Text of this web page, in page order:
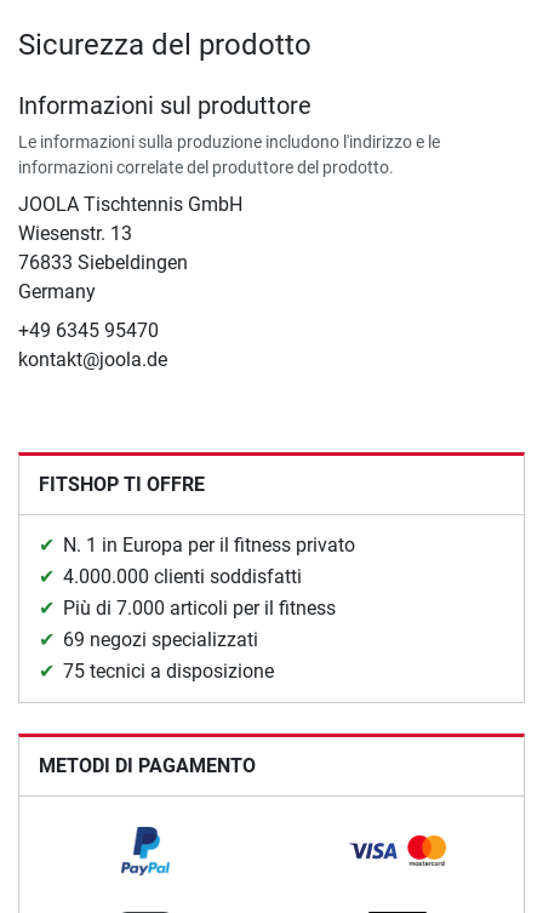
Sicurezza del prodotto
Informazioni sul produttore
Le informazioni sulla produzione includono l'indirizzo e le
informazioni correlate del produttore del prodotto.
JOOLA Tischtennis GmbH
Wiesenstr. 13
76833 Siebeldingen
Germany
+49 6345 95470
kontakt@joola.de
FITSHOP TI OFFRE
N. 1 in Europa per il fitness privato
4.000.000 clienti soddisfatti
Più di 7.000 articoli per il fitness
69 negozi specializzati
75 tecnici a disposizione
METODI DI PAGAMENTO